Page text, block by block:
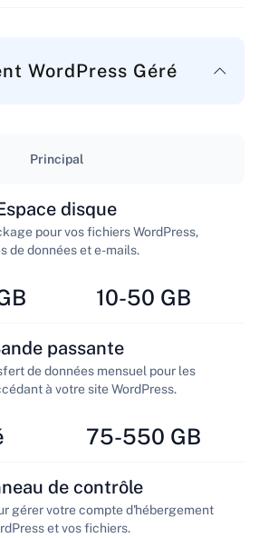
WordPress Géré
Principal
disque
pour vos fichiers WordPress,
de données et e-mails.
10-50 GB
passante
de données mensuel pour les
à votre site WordPress.
75-550 GB
de contrôle
gérer votre compte d'hébergement
et vos fichiers.